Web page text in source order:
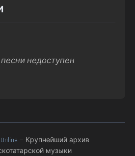
песни недоступен
— Крупнейший архив
музыки